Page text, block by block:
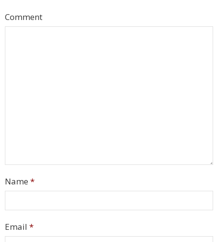
Comment
Name *
Email *